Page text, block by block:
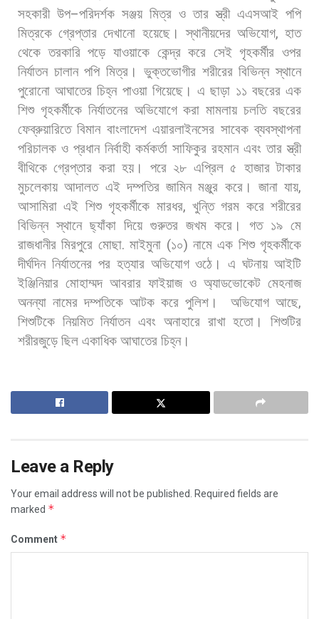
সহকারী উপ–পরিদর্শক সঞ্জয় মিত্র ও তার স্ত্রী এএসআই পপি
মিত্রকে গ্রেপ্তার দেখানো হয়েছে। স্থানীয়দের অভিযোগ,হাত
থেকে তরকারি পড়ে যাওয়াকে কেন্দ্র করে সেই গৃহকর্মীর ওপর
নির্যাতন চালান পপি মিত্র। ভুক্তভোগীর শরীরের বিভিন্ন স্থানে
পুরোনো আঘাতের চিহ্ন পাওয়া গিয়েছে। এ ছাড়া ১১ বছরের এক
শিশু গৃহকর্মীকে নির্যাতনের অভিযোগে করা মামলায় চলতি বছরের
ফেব্রুয়ারিতে বিমান বাংলাদেশ এয়ারলাইনসের সাবেক ব্যবস্থাপনা
পরিচালক ও প্রধান নির্বাহী কর্মকর্তা সাফিকুর রহমান এবং তার স্ত্রী
বীথিকে গ্রেপ্তার করা হয়। পরে ২৮ এপ্রিল ৫ হাজার টাকার
মুচলেকায় আদালত এই দম্পতির জামিন মঞ্জুর করে। জানা যায়,
আসামিরা এই শিশু গৃহকর্মীকে মারধর, খুন্তি গরম করে শরীরের
বিভিন্ন স্থানে ছ্যাঁকা দিয়ে গুরুতর জখম করে। গত ১৯ মে
রাজধানীর মিরপুরে মোছা.মাইমুনা (১০) নামে এক শিশু গৃহকর্মীকে
দীর্ঘদিন নির্যাতনের পর হত্যার অভিযোগ ওঠে। এ ঘটনায় আইটি
ইঞ্জিনিয়ার মোহাম্মদ আবরার ফাইয়াজ ও অ্যাডভোকেট মেহনাজ
অনন্যা নামের দম্পতিকে আটক করে পুলিশ। অভিযোগ আছে,
শিশুটিকে নিয়মিত নির্যাতন এবং অনাহারে রাখা হতো।
শিশুটির
শরীরজুড়ে ছিল একাধিক আঘাতের চিহ্ন।
Leave a Reply
Your email address will not be published.
Required fields are
marked *
Comment *